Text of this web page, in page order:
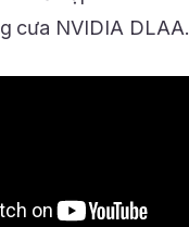
cưa NVIDIA DLAA.